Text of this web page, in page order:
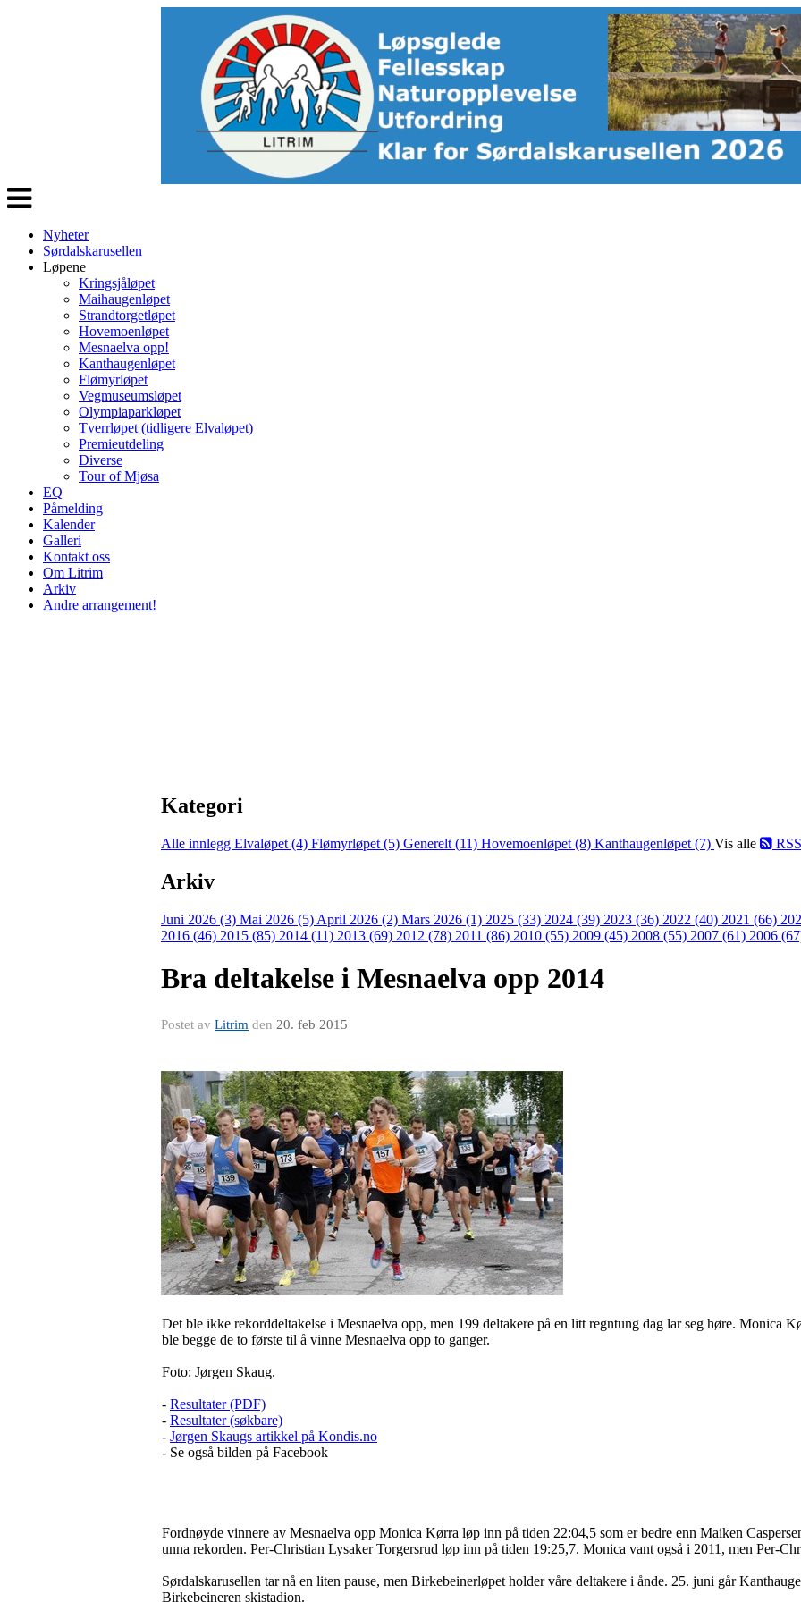
Veksle
navigasjon
Nyheter
Sørdalskarusellen
Løpene
Kringsjåløpet
Maihaugenløpet
Strandtorgetløpet
Hovemoenløpet
Mesnaelva opp!
Kanthaugenløpet
Flømyrløpet
Vegmuseumsløpet
Olympiaparkløpet
Tverrløpet (tidligere Elvaløpet)
Premieutdeling
Diverse
Tour of Mjøsa
EQ
Påmelding
Kalender
Galleri
Kontakt oss
Om Litrim
Arkiv
Andre arrangement!
Kategori
Alle innlegg Elvaløpet (4) Flømyrløpet (5) Generelt (11) Hovemoenløpet (8) Kanthaugenløpet (7) Vis alle RSS
Arkiv
Juni 2026 (3) Mai 2026 (5) April 2026 (2) Mars 2026 (1) 2025 (33) 2024 (39) 2023 (36) 2022 (40) 2021 (66)
2016 (46) 2015 (85) 2014 (11) 2013 (69) 2012 (78) 2011 (86) 2010 (55) 2009 (45) 2008 (55) 2007 (61) 2006
Bra deltakelse i Mesnaelva opp 2014
Postet av Litrim den 20. feb 2015
Det ble ikke rekorddeltakelse i Mesnaelva opp, men 199 deltakere på en litt regntung dag lar seg høre. Monica
ble begge de to første til å vinne Mesnaelva opp to ganger.
Foto: Jørgen Skaug.
- Resultater (PDF)
- Resultater (søkbare)
- Jørgen Skaugs artikkel på Kondis.no
- Se også bilden på Facebook
Fordnøyde vinnere av Mesnaelva opp Monica Kørra løp inn på tiden 22:04,5 som er bedre enn Maiken
unna rekorden. Per-Christian Lysaker Torgersrud løp inn på tiden 19:25,7. Monica vant også i 2011, men Per-
Sørdalskarusellen tar nå en liten pause, men Birkebeinerløpet holder våre deltakere i ånde. 25. juni går
Birkebeineren skistadion.